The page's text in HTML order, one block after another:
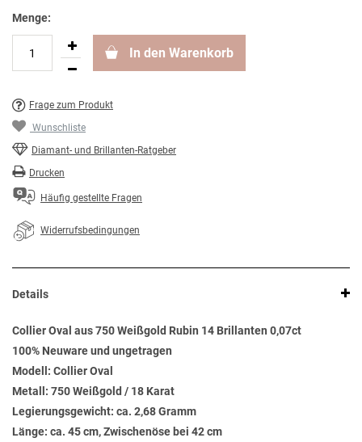
Menge:
In den Warenkorb
Frage zum Produkt
Wunschliste
Diamant- und Brillanten-Ratgeber
Drucken
Häufig gestellte Fragen
Widerrufsbedingungen
Details
Collier Oval aus 750 Weißgold Rubin 14 Brillanten 0,07ct
100% Neuware und ungetragen
Modell: Collier Oval
Metall: 750 Weißgold / 18 Karat
Legierungsgewicht: ca. 2,68 Gramm
Länge: ca. 45 cm, Zwischenöse bei 42 cm